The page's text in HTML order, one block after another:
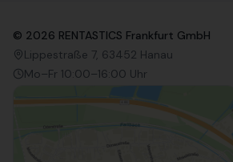
© 2026 RENTASTICS Frankfurt GmbH
Lippestraße 7, 63452 Hanau
Mo–Fr 10:00–16:00 Uhr